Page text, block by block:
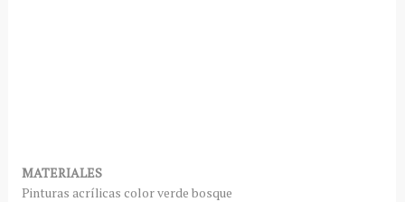
MATERIALES
Pinturas acrílicas color verde bosque